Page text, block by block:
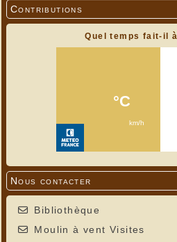
Contributions
Quel temps fait-il
Nous contacter
Bibliothèque
Moulin à vent Visites